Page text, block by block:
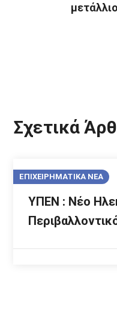
Σχετικά
ΕΠΙΧΕΙΡΗΜΑΤΙΚΑ ΝΕΑ
ΥΠΕΝ : Νέο